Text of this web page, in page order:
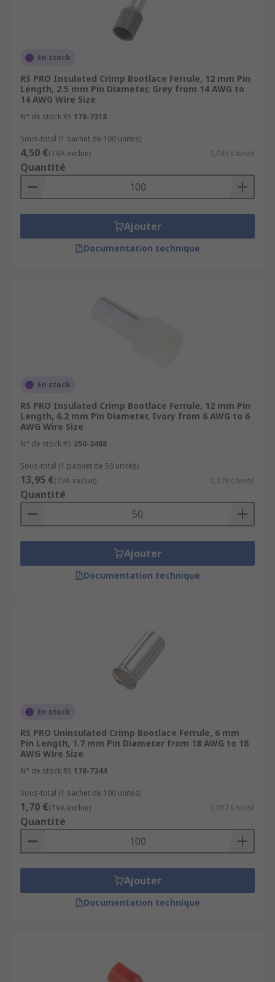
En stock
RS PRO Insulated Crimp Bootlace Ferrule, 12 mm Pin
Length, 2.5 mm Pin Diameter, Grey from 14 AWG to
14 AWG Wire Size
N° de stock RS 178-7318
Sous-total (1 sachet de 100 unités)
4,50 €(TVA exclue) 0,045 €/unité
Quantité
Ajouter
Documentation technique
En stock
RS PRO Insulated Crimp Bootlace Ferrule, 12 mm Pin
Length, 6.2 mm Pin Diameter, Ivory from 6 AWG to 6
AWG Wire Size
N° de stock RS 250-3488
Sous-total (1 paquet de 50 unités)
13,95 €(TVA exclue) 0,279 €/unité
Quantité
Ajouter
Documentation technique
En stock
RS PRO Uninsulated Crimp Bootlace Ferrule, 6 mm
Pin Length, 1.7 mm Pin Diameter from 18 AWG to 18
AWG Wire Size
N° de stock RS 178-7344
Sous-total (1 sachet de 100 unités)
1,70 €(TVA exclue) 0,017 €/unité
Quantité
Ajouter
Documentation technique